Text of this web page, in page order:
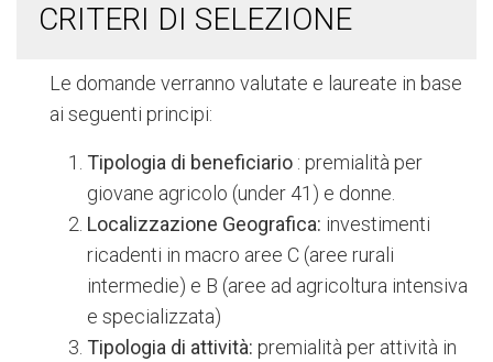
CRITERI DI SELEZIONE
Le domande verranno valutate e laureate in base
ai seguenti principi:
Tipologia di beneficiario : premialità per
giovane agricolo (under 41) e donne.
Localizzazione Geografica: investimenti
ricadenti in macro aree C (aree rurali
intermedie) e B (aree ad agricoltura intensiva
e specializzata)
Tipologia di attività: premialità per attività in